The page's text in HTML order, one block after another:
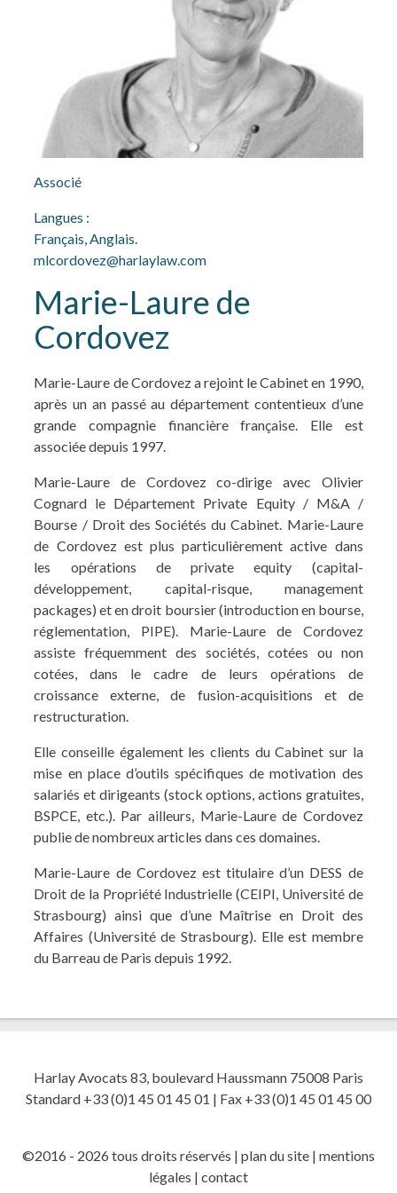
Associé
Langues :
Français, Anglais.
mlcordovez@harlaylaw.com
Marie-Laure de
Cordovez
Marie-Laure de Cordovez a rejoint le Cabinet en 1990,
après un an passé au département contentieux d’une
grande compagnie financière française. Elle est
associée depuis 1997.
Marie-Laure de Cordovez co-dirige avec Olivier
Cognard le Département Private Equity / M&A /
Bourse / Droit des Sociétés du Cabinet. Marie-Laure
de Cordovez est plus particulièrement active dans
les opérations de private equity (capital-
développement, capital-risque, management
packages) et en droit boursier (introduction en bourse,
réglementation, PIPE). Marie-Laure de Cordovez
assiste fréquemment des sociétés, cotées ou non
cotées, dans le cadre de leurs opérations de
croissance externe, de fusion-acquisitions et de
restructuration.
Elle conseille également les clients du Cabinet sur la
mise en place d’outils spécifiques de motivation des
salariés et dirigeants (stock options, actions gratuites,
BSPCE, etc.). Par ailleurs, Marie-Laure de Cordovez
publie de nombreux articles dans ces domaines.
Marie-Laure de Cordovez est titulaire d’un DESS de
Droit de la Propriété Industrielle (CEIPI, Université de
Strasbourg) ainsi que d’une Maîtrise en Droit des
Affaires (Université de Strasbourg). Elle est membre
du Barreau de Paris depuis 1992.
Harlay Avocats 83, boulevard Haussmann 75008 Paris
Standard +33 (0)1 45 01 45 01 | Fax +33 (0)1 45 01 45 00
©2016 - 2026 tous droits réservés | plan du site | mentions
légales | contact